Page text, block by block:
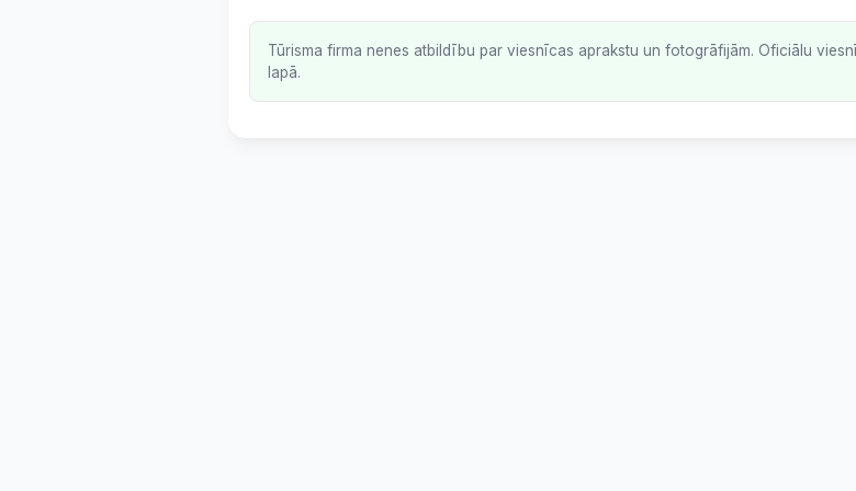
Tūrisma firma nenes atbildību par viesnīcas aprakstu un fotogrāfijām. Oficiālu
lapā.